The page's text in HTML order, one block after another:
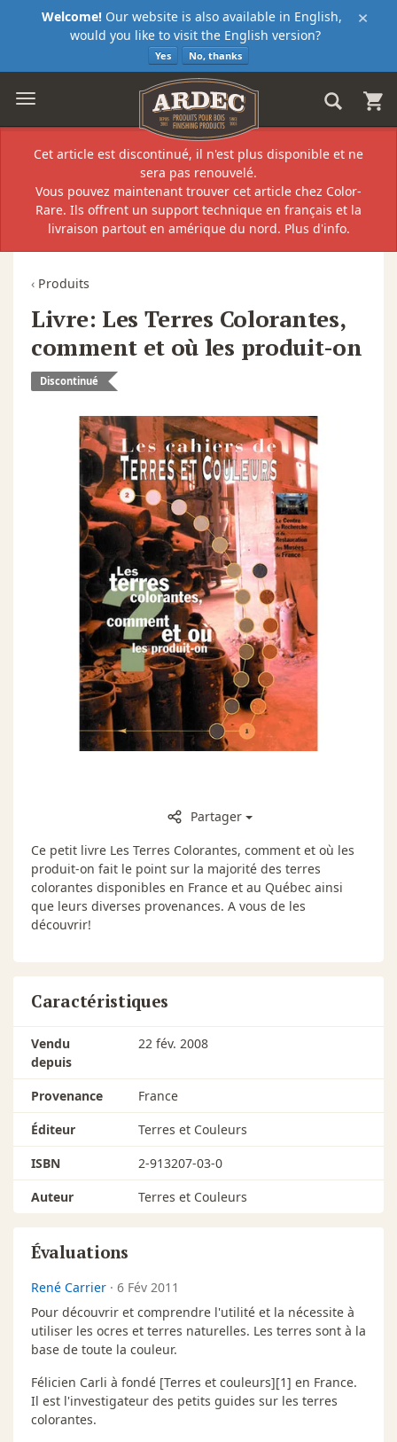
×
Welcome! Our website is also available in English,
would you like to visit the English version?
Yes No, thanks
Cet article est discontinué, il n'est plus disponible et ne
sera pas renouvelé.
Vous pouvez maintenant trouver cet article chez Color-
Rare. Ils offrent un support technique en français et la
livraison partout en amérique du nord. Plus d'info.
‹ Produits
Livre: Les Terres Colorantes,
comment et où les produit-on
Discontinué
Partager
Ce petit livre Les Terres Colorantes, comment et où les
produit-on fait le point sur la majorité des terres
colorantes disponibles en France et au Québec ainsi
que leurs diverses provenances. A vous de les
découvrir!
Caractéristiques
Vendu
depuis
22 fév. 2008
Provenance
France
Éditeur
Terres et Couleurs
ISBN
2-913207-03-0
Auteur
Terres et Couleurs
Évaluations
René Carrier · 6 Fév 2011
Pour découvrir et comprendre l'utilité et la nécessite à
utiliser les ocres et terres naturelles. Les terres sont à la
base de toute la couleur.
Félicien Carli à fondé [Terres et couleurs][1] en France.
Il est l'investigateur des petits guides sur les terres
colorantes.